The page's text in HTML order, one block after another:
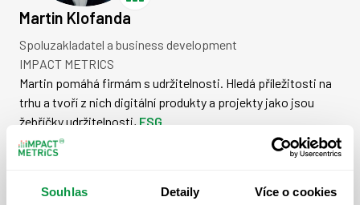
Souhlas Detaily Více o cookies
Martin Klofanda
Spoluzakladatel a business development
IMPACT METRICS
Martin pomáhá firmám s udržitelnosti. Hledá příležitosti na
trhu a tvoří z nich digitální produkty a projekty jako jsou
žebříčky udržitelnosti, ESG
radarnebo